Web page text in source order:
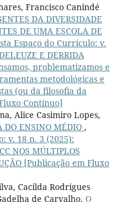
Francisco Canindé
DA DIVERSIDADE
DE UMA ESCOLA DE
Espaço do Currículo: v.
E DERRIDA
problematizamos e
metodológicas e
(ou da filosofia da
Contínuo]
Alice Casimiro Lopes,
DO ENSINO MÉDIO ,
v. 18 n. 3 (2025):
NOS MÚLTIPLOS
[Publicação em Fluxo
Cacilda Rodrigues
de Carvalho, O